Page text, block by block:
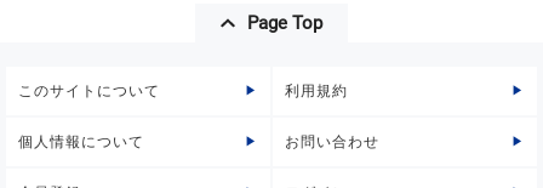
Page Top
このサイトについて 利用規約
個人情報について お問い合わせ